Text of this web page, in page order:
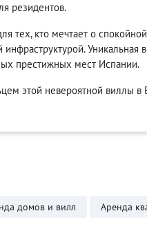
резидентов.
тех, кто мечтает о
Уникальная
престижных мест Испании.
этой невероятной
домов и вилл Аренда